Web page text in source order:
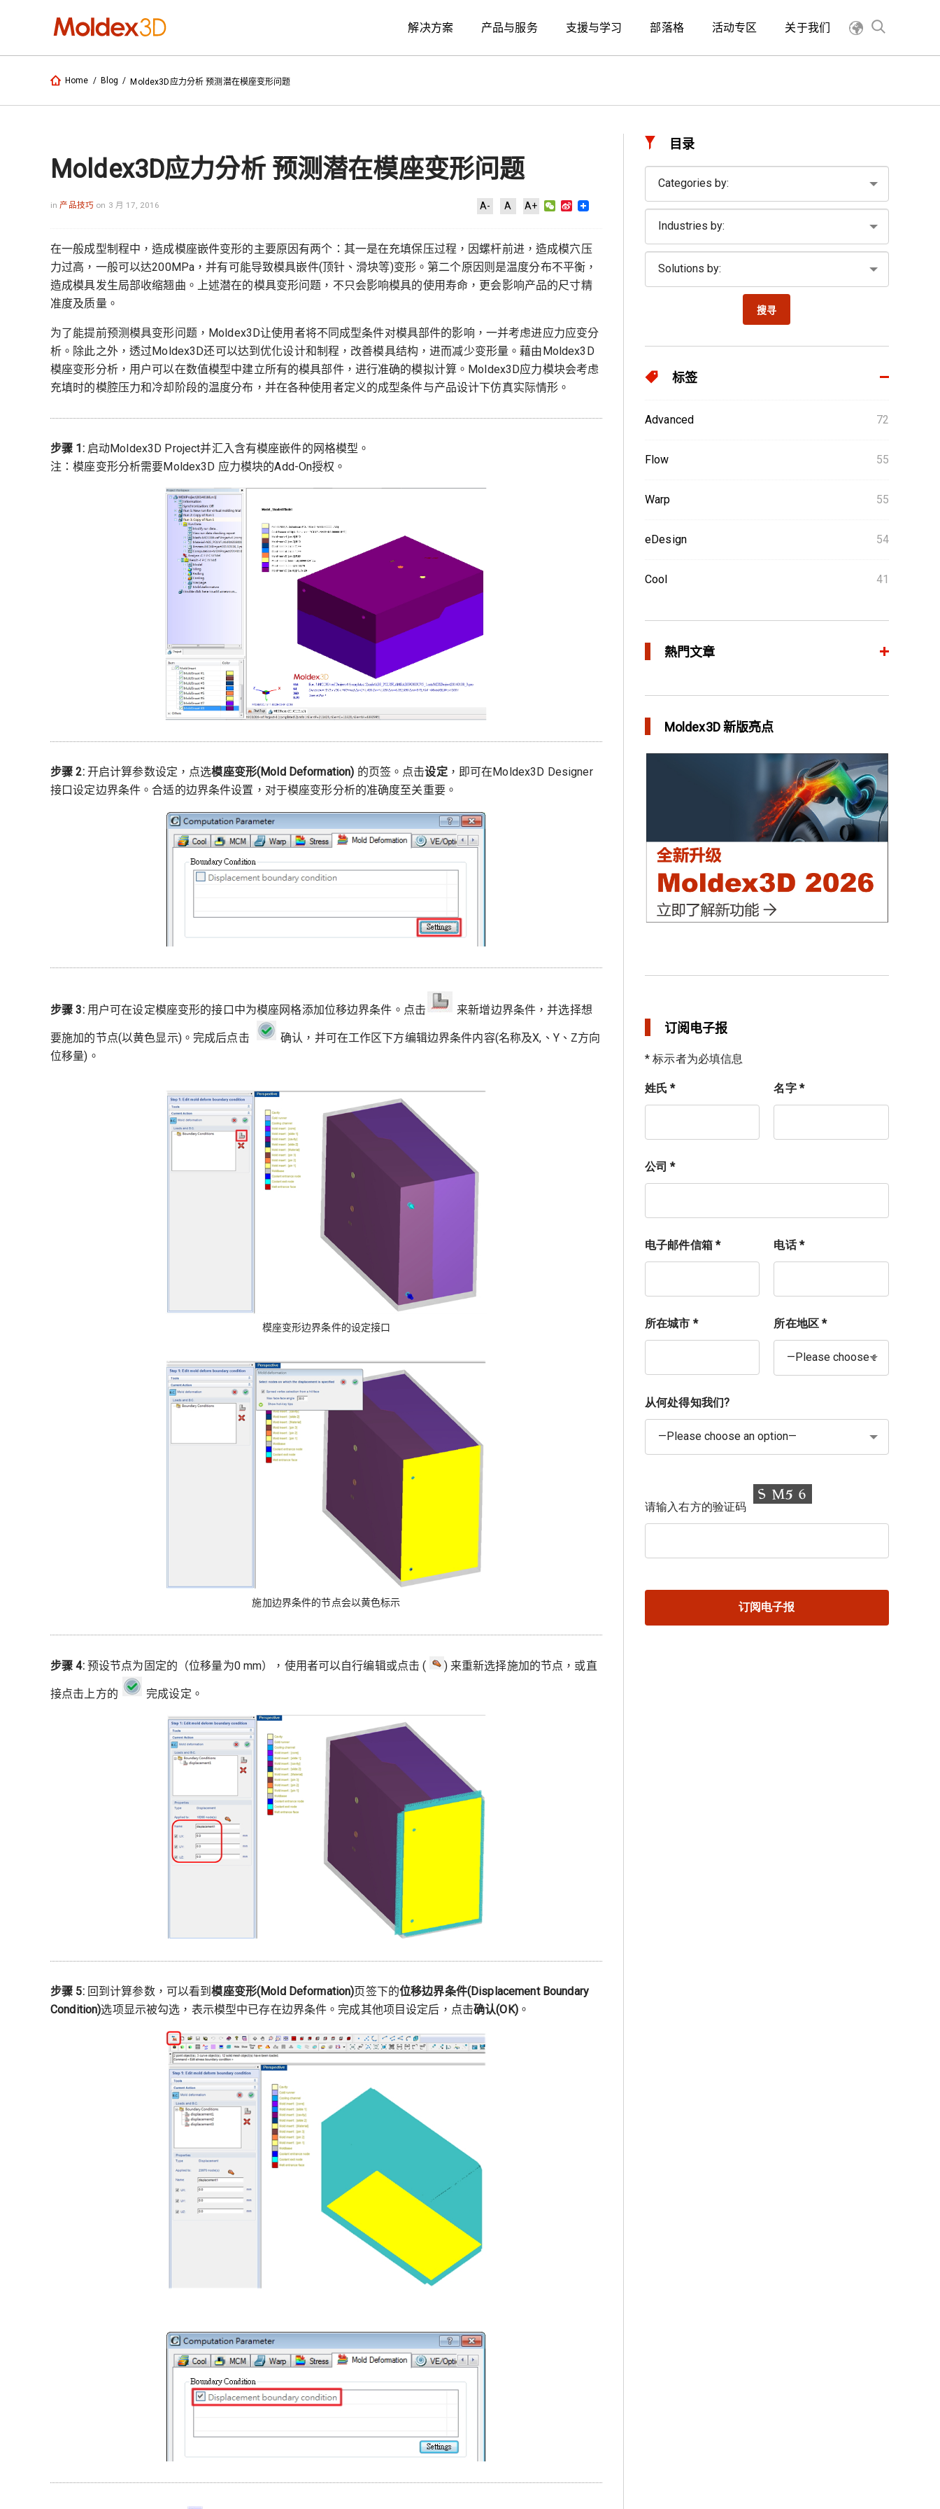
解决方案 产品与服务 支援与学习 部落格 活动专区 关于我们
Home / Blog / Moldex3D应力分析 预测潜在模座变形问题
Moldex3D应力分析 预测潜在模座变形问题
in产品技巧 on 3 月 17, 2016 A- A A+ WeChat
Sina
在一般成型制程中，造成模座嵌件变形的主要原因有两个：其一是在充填保压过程，因螺杆前进，造成模穴压
力过高，一般可以达200MPa，并有可能导致模具嵌件(顶针、滑块等)变形。第二个原因则是温度分布不平衡，
造成模具发生局部收缩翘曲。上述潜在的模具变形问题，不只会影响模具的使用寿命，更会影响产品的尺寸精
准度及质量。
为了能提前预测模具变形问题，Moldex3D让使用者将不同成型条件对模具部件的影响，一并考虑进应力应变分
析。除此之外，透过Moldex3D还可以达到优化设计和制程，改善模具结构，进而减少变形量。藉由Moldex3D
模座变形分析，用户可以在数值模型中建立所有的模具部件，进行准确的模拟计算。Moldex3D应力模块会考虑
充填时的模腔压力和冷却阶段的温度分布，并在各种使用者定义的成型条件与产品设计下仿真实际情形。
步骤 1: 启动Moldex3D Project并汇入含有模座嵌件的网格模型。
注：模座变形分析需要Moldex3D 应力模块的Add-On授权。
步骤 2:开启计算参数设定，点选模座变形(Mold Deformation) 的页签。点击设定，即可在Moldex3D Designer
接口设定边界条件。合适的边界条件设置，对于模座变形分析的准确度至关重要。
步骤 3:用户可在设定模座变形的接口中为模座网格添加位移边界条件。点击 来新增边界条件，并选择想
要施加的节点(以黄色显示)。完成后点击
确认，并可在工作区下方编辑边界条件内容(名称及X,、Y、Z方向
位移量)。
模座变形边界条件的设定接口
施加边界条件的节点会以黄色标示
步骤 4:预设节点为固定的（位移量为0 mm），使用者可以自行编辑或点击 ( ) 来重新选择施加的节点，或直
接点击上方的 完成设定。
步骤 5:回到计算参数，可以看到模座变形(Mold Deformation)页签下的位移边界条件(Displacement Boundary
Condition)选项显示被勾选，表示模型中已存在边界条件。完成其他项目设定后，点击确认(OK)。
目录
搜寻
标签
Advanced 72
Flow 55
Warp 55
eDesign 54
Cool 41
熱門文章
in 焦点文章
异型水路和传统水路 差别在哪？
in 焦点文章
Moldex3D 新版亮点
订阅电子报
* 标示者为必填信息
姓氏 * 名字 *
公司 *
电子邮件信箱 * 电话 *
所在城市 * 所在地区 *
从何处得知我们?
请输入右方的验证码